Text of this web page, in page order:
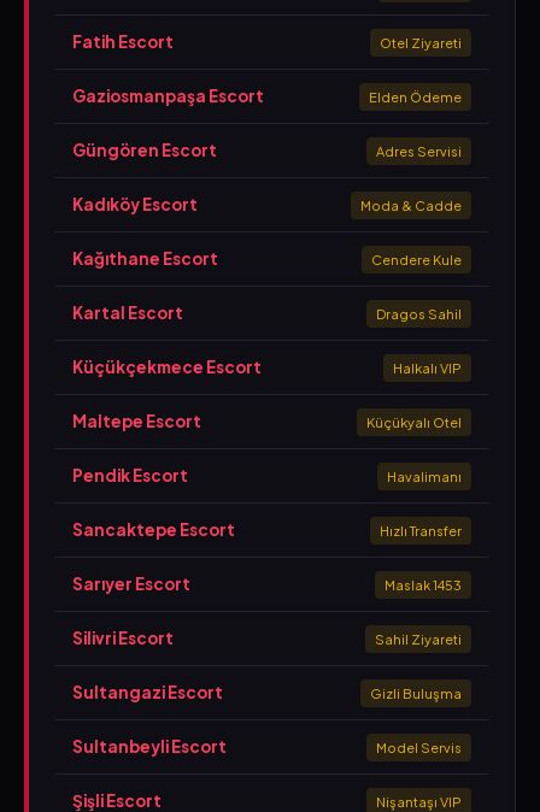
Fatih Escort Otel Ziyareti
Gaziosmanpaşa Escort Elden Ödeme
Güngören Escort Adres Servisi
Kadıköy Escort Moda & Cadde
Kağıthane Escort Cendere Kule
Kartal Escort Dragos Sahil
Küçükçekmece Escort Halkalı VIP
Maltepe Escort Küçükyalı Otel
Pendik Escort Havalimanı
Sancaktepe Escort Hızlı Transfer
Sarıyer Escort Maslak 1453
Silivri Escort Sahil Ziyareti
Sultangazi Escort Gizli Buluşma
Sultanbeyli Escort Model Servis
Şişli Escort Nişantaşı VIP